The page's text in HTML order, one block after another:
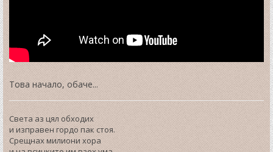
Това начало, обаче...
Света аз цял обходих
и изправен гордо пак стоя.
Срещнах милиони хора